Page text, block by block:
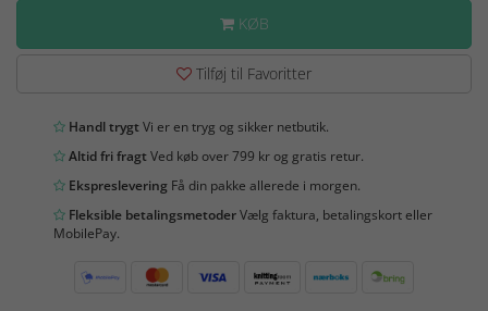
KØB
Tilføj til Favoritter
Handl trygtVi er en tryg og sikker netbutik.
Altid fri fragtVed køb over 799 kr og gratis retur.
Ekspreslevering Få din pakke allerede i morgen.
Fleksible betalingsmetoderVælg faktura, betalingskort eller
MobilePay.